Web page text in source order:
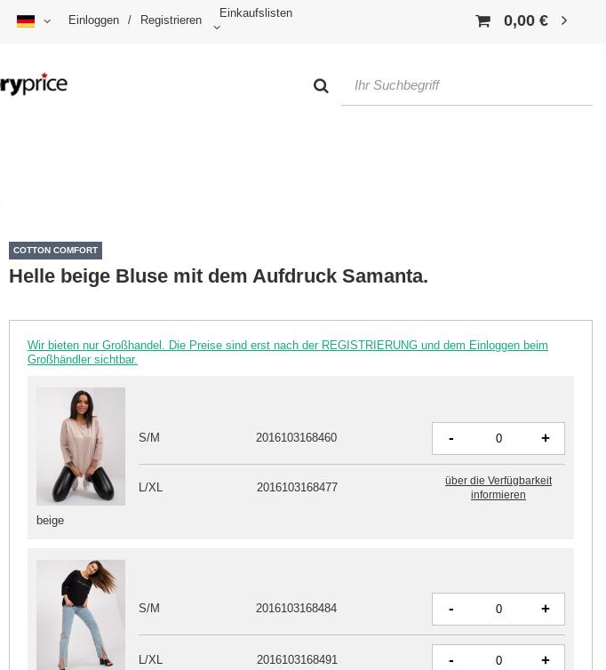
Einloggen / Registrieren
Einkaufslisten 0,00 €
COTTON COMFORT
Helle beige Bluse mit dem Aufdruck Samanta.
Wir bieten nur Großhandel. Die Preise sind erst nach der REGISTRIERUNG und dem Einloggen beim
Großhändler sichtbar.
S/M 2016103168484 - +
L/XL 2016103168491 - +
beige
S/M 2016103168460 - +
L/XL 2016103168477
über die Verfügbarkeit
informieren